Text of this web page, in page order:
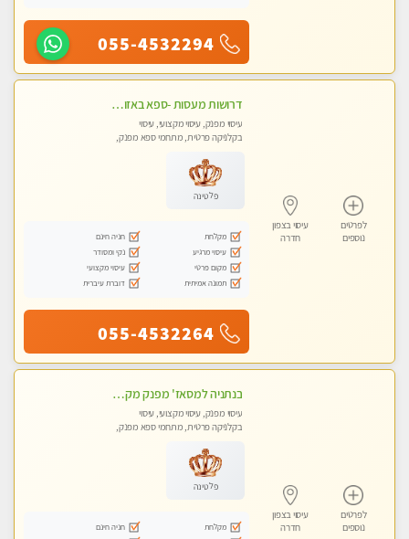
055-4532294
לפרטים
נוספים
עיסוי בצפון
חדרה
דרושות מעסות -ספא באזור השרון -טל -055-9641454‬
עיסוי מפנק, עיסוי מקצועי, עיסוי
בקלניקה פרטית, מתחמי ספא מפנק,
פלטינה
מקלחת
חניה חינם
עיסוי מרגיע
נקי ומסודר
מקום פרטי
עיסוי מקצועי
תמונה אמיתית
דוברת עיברית
055-4532264
לפרטים
נוספים
עיסוי בצפון
חדרה
בנתניה למסאז' מפנק מקצועי מרגיע ומשחרר את כל הגוף - ללא מין!
עיסוי מפנק, עיסוי מקצועי, עיסוי
בקלניקה פרטית, מתחמי ספא מפנק,
פלטינה
מקלחת
חניה חינם